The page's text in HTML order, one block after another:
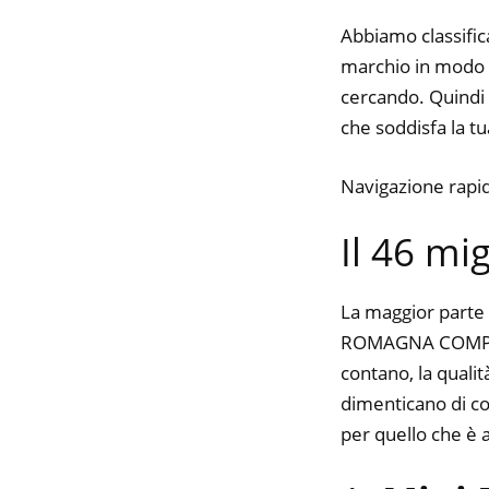
Abbiamo
marchio in
cercando.
che soddisfa la
Navigazione
Il 46
La maggior
ROMAGNA
contano, la
dimenticano di
per quello che è